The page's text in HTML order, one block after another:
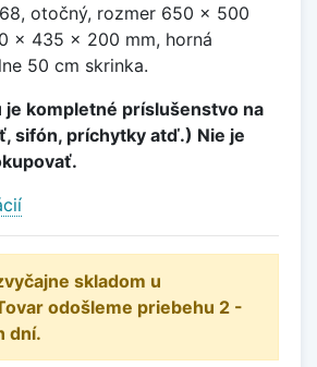
otočný, rozmer 650 x 500
x 435 x 200 mm, horná
50 cm skrinka.
je kompletné príslušenstvo na
sifón, príchytky atď.) Nie je
skladom u
odošleme priebehu 2 -
dní.